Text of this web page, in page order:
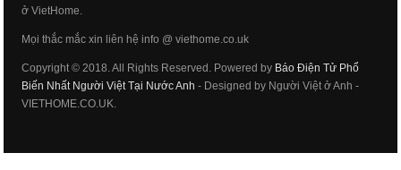
ở VietHome.
Mọi thắc mắc xin liên hệ info @ viethome.co.uk
Copyright © 2018. All Rights Reserved. Powered by Báo Điện Tử Phổ
Biến Nhất Người Việt Tại Nước Anh - Designed by Người Việt ở Anh -
VIETHOME.CO.UK.